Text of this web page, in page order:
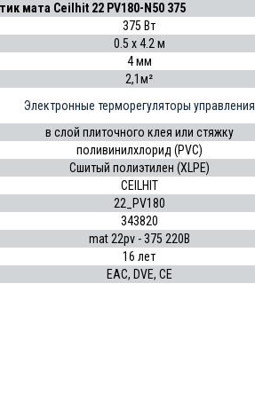
мата Ceilhit 22 PV180-N50 375
375 Вт
0.5 x 4.2 м
4 мм
2,1м²
Электронные терморегуляторы управления
в слой плиточного клея или стяжку
поливинилхлорид (PVC)
Сшитый полиэтилен (XLPE)
CEILHIT
22_PV180
343820
mat 22pv - 375 220В
16 лет
EAC, DVE, CE